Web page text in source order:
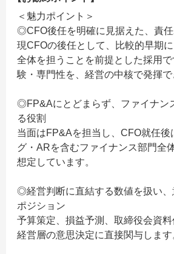
＜魅力ポイント＞
◎CFO後任を明確に見据えた、責
現CFOの後任として、比較的早期
全体を担うことを前提とした採用
験・専門性を、経営の中核で発揮で
◎FP&Aにとどまらず、ファイナン
る役割
当面はFP&Aを担当し、CFO就任後
グ・ARを含むファイナンス部門全
想定しています。
◎経営判断に直結する数値を扱い、
ポジション
予算策定、損益予測、取締役会資料
経営層の意思決定に直接関与します